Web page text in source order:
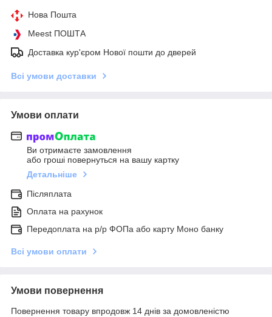
Нова Пошта
Meest ПОШТА
Доставка кур'єром Нової пошти до дверей
Всі умови доставки
Умови оплати
Ви отримаєте замовлення
або гроші повернуться на вашу картку
Детальніше
Післяплата
Оплата на рахунок
Передоплата на р/р ФОПа або карту Моно банку
Всі умови оплати
Умови повернення
Повернення товару впродовж 14 днів за домовленістю